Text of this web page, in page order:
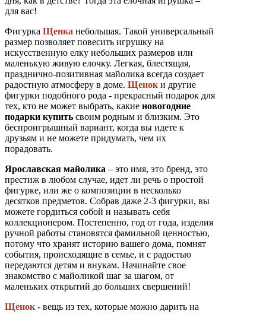
для вас!
Фигурка Щенка небольшая. Такой универсальный
размер позволяет повесить игрушку на
искусственную елку небольших размеров или
маленькую живую елочку. Легкая, блестящая,
празднично-позитивная майолика всегда создает
радостную атмосферу в доме. Щенок и другие
фигурки подобного рода - прекрасный подарок для
тех, кто не может выбрать, какие новогодние
подарки купить своим родным и близким. Это
беспроигрышный вариант, когда вы идете к
друзьям и не можете придумать, чем их
порадовать.
Ярославская майолика – это имя, это бренд, это
престиж в любом случае, идет ли речь о простой
фигурке, или же о композиции в несколько
десятков предметов. Собрав даже 2-3 фигурки, вы
можете гордиться собой и называть себя
коллекционером. Постепенно, год от года, изделия
ручной работы становятся фамильной ценностью,
потому что хранят историю вашего дома, помнят
события, происходящие в семье, и с радостью
передаются детям и внукам. Начинайте свое
знакомство с майоликой шаг за шагом, от
маленьких открытий до больших свершений!
Щенок - вещь из тех, которые можно дарить на